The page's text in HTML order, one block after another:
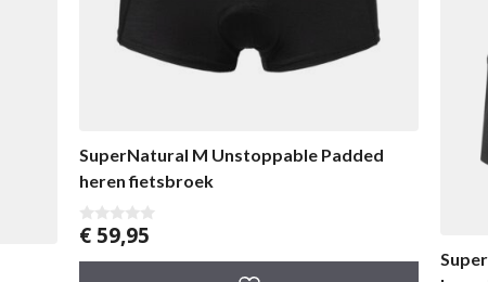
SuperNatural M Unstoppable Padded
heren fietsbroek
0
v
a
€ 59,95